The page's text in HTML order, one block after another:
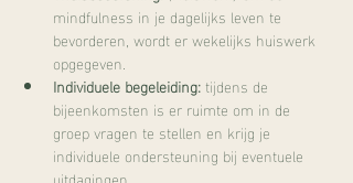
mindfulness in je dagelijks leven te
bevorderen, wordt er wekelijks huiswerk
opgegeven.
Individuele begeleiding: tijdens de
bijeenkomsten is er ruimte om in de
groep vragen te stellen en krijg je
individuele ondersteuning bij eventuele